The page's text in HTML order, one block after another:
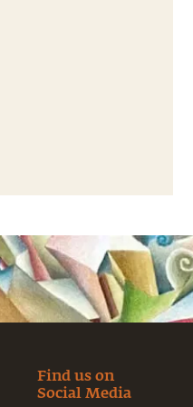
Find us on
Social Media